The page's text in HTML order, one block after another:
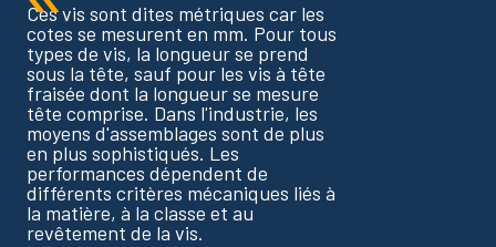
Ces vis sont dites métriques car les
cotes se mesurent en mm. Pour tous
types de vis, la longueur se prend
sous la tête, sauf pour les vis à tête
fraisée dont la longueur se mesure
tête comprise. Dans l'industrie, les
moyens d'assemblages sont de plus
en plus sophistiqués. Les
performances dépendent de
différents critères mécaniques liés à
la matière, à la classe et au
revêtement de la vis.